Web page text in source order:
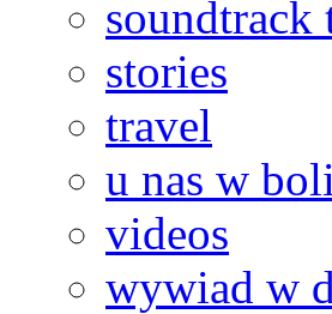
stories
travel
u nas w
videos
wywiad w